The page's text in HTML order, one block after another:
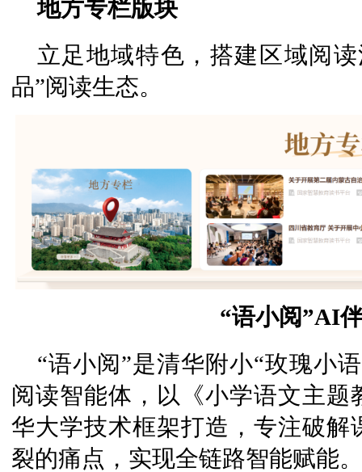
地方专栏版块
立足地域特色，搭建区域阅
品”阅读生态。
“语小阅”AI
“语小阅”是清华附小“玫瑰小
阅读智能体，以《小学语文主
华大学技术框架打造，专注破
裂的痛点，实现全链路智能赋